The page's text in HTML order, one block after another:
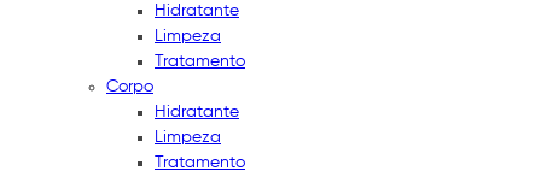
Hidratante
Limpeza
Tratamento
Corpo
Hidratante
Limpeza
Tratamento